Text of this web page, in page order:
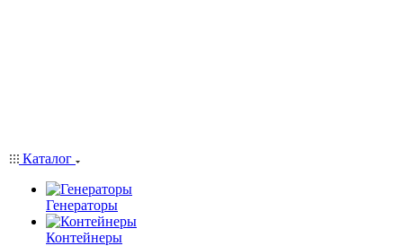
Каталог
Генераторы
Контейнеры